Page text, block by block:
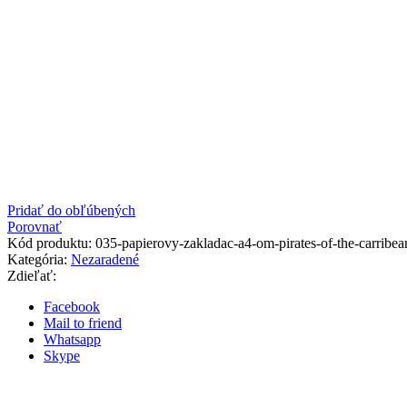
Pridať do obľúbených
Porovnať
Kód produktu: 035-papierovy-zakladac-a4-om-pirates-of-the-
Kategória: Nezaradené
Zdieľať:
Facebook
Mail to friend
Whatsapp
Skype